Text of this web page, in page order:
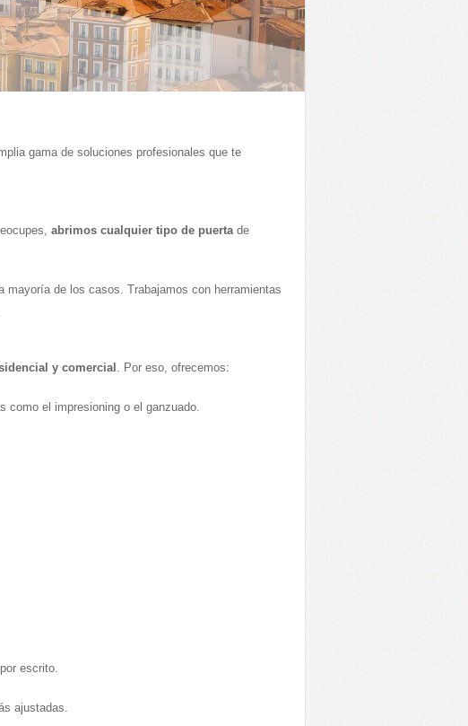
gama de soluciones profesionales que te
abrimos cualquier tipo de puertade
mayoría de los casos. Trabajamos con herramientas
y comercial . Por eso, ofrecemos:
como el impresioning o el ganzuado.
escrito.
ajustadas.